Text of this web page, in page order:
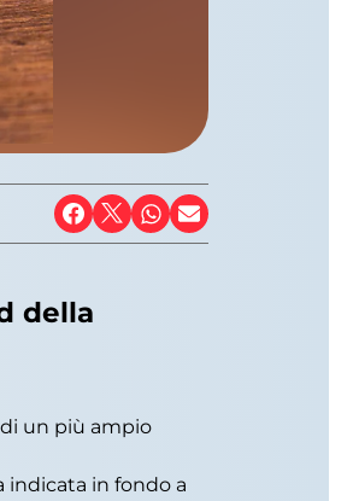
della
di un più ampio
indicata in fondo a